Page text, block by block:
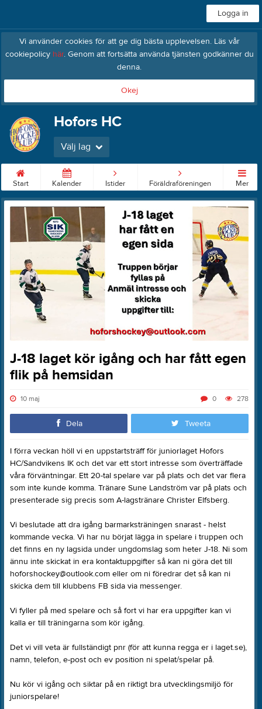
Logga in
Vi använder cookies för att ge dig bästa upplevelsen. Läs vår
cookiepolicy här. Genom att fortsätta använda tjänsten godkänner du
denna.
Okej
Hofors HC
Välj lag
Start Kalender Istider Föräldraföreningen Mer
J-18 laget kör igång och har fått egen
flik på hemsidan
10 maj 278
0
Dela Tweeta
I förra veckan höll vi en uppstartsträff för juniorlaget Hofors
HC/Sandvikens IK och det var ett stort intresse som överträffade
våra förväntningar. Ett 20-tal spelare var på plats och det var flera
som inte kunde komma. Tränare Sune Landström var på plats och
presenterade sig precis som A-lagstränare Christer Elfsberg.
Vi beslutade att dra igång barmarksträningen snarast - helst
kommande vecka. Vi har nu börjat lägga in spelare i truppen och
det finns en ny lagsida under ungdomslag som heter J-18. Ni som
ännu inte skickat in era kontaktuppgifter så kan ni göra det till
hoforshockey@outlook.com eller om ni föredrar det så kan ni
skicka dem till klubbens FB sida via messenger.
Vi fyller på med spelare och så fort vi har era uppgifter kan vi
kalla er till träningarna som kör igång.
Det vi vill veta är fullständigt pnr (för att kunna regga er i laget.se),
namn, telefon, e-post och ev position ni spelat/spelar på.
Nu kör vi igång och siktar på en riktigt bra utvecklingsmiljö för
juniorspelare!